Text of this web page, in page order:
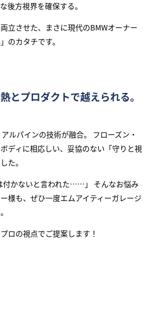
後方視界を確保する。
立させた、まさに現代のBMWオーナー
のカタチです。
とプロダクトで越えられる。
ルパインの技術が融合。 フローズン・
ディに相応しい、妥協のない「守りと視
た。
付かないと言われた……」 そんなお悩み
様も、ぜひ一度エムアイティーガレージ
ロの視点でご提案します！